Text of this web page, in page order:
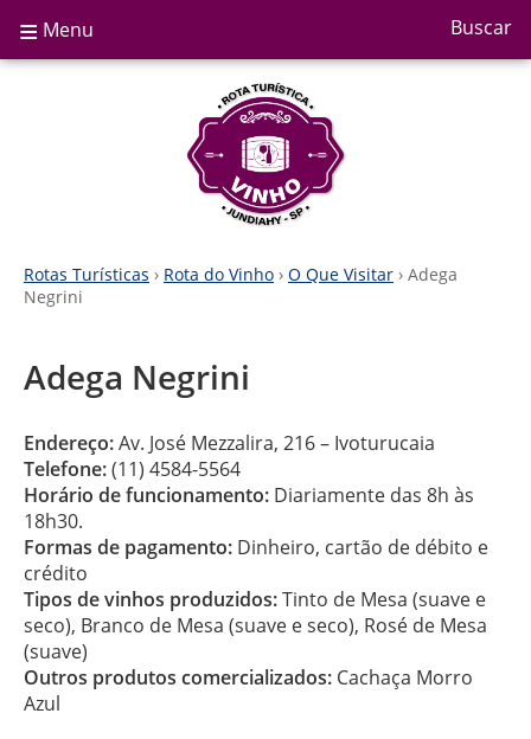
Buscar
≡ Menu
Rotas Turísticas › Rota do Vinho › O Que Visitar › Adega
Negrini
Adega Negrini
Endereço:Av. José Mezzalira, 216 – Ivoturucaia
Telefone:(11) 4584-5564
Horário de funcionamento: Diariamente das 8h às
18h30.
Formas de pagamento: Dinheiro, cartão de débito e
crédito
Tipos de vinhos produzidos:Tinto de Mesa (suave e
seco), Branco de Mesa (suave e seco), Rosé de Mesa
(suave)
Outros produtos comercializados: Cachaça Morro
Azul